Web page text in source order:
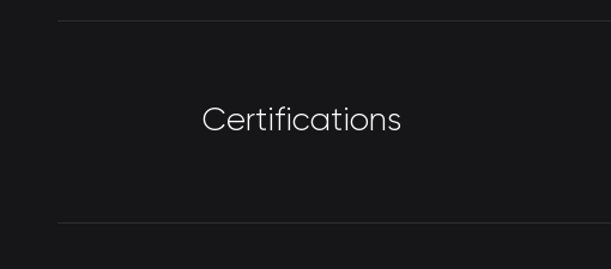
Certifications